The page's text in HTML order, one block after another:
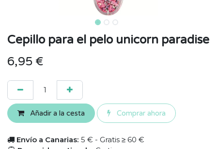
Cepillo para el pelo unicorn paradise
6,95 €
Añadir a la cesta Comprar ahora
Envío a Canarias: 5 € - Gratis ≥ 60 €